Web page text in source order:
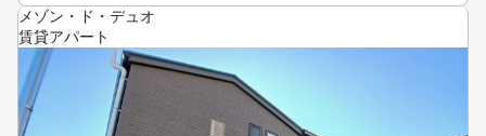
メゾン・ド・デュオ
賃貸アパート